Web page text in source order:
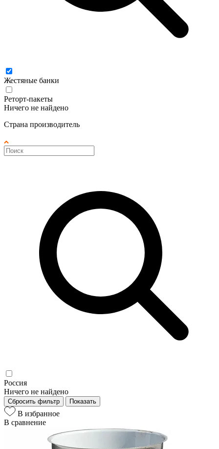
Жестяные банки
Реторт-пакеты
Ничего не найдено
Страна производитель
Россия
Ничего не найдено
Сбросить фильтр Показать
В избранное
В сравнение